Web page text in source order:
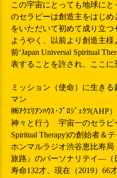
この宇宙にとっても地球に
のセラピーは創造主をはじ
をいただいて初めて成り立つ
ようやく、以前より創造主様
前‘Japan Universal Spiritual
表することを許され、ここに
ミッション（使命）に生き
マン
㈱ｱｸｴﾘｱﾝﾊｳｽ･ﾌﾟﾛｼﾞｪｸﾂ
神々と行う 宇宙一のセラピ
Spiritual Therapy)の創始者＆
ホンマルラジオ渋谷恵比寿
旅路』のパーソナリテイ―（
寿命132才、現在（2019）66